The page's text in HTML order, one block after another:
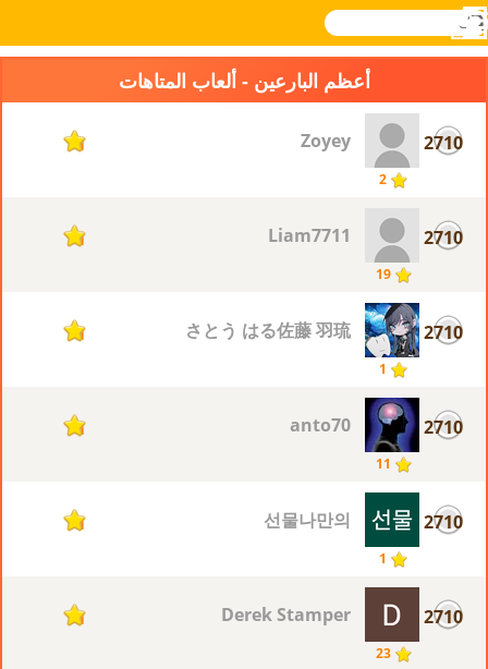
Novel
بحث
تسجيل
القائمة
أعظم البارعين - ألعاب المتاهات
2710
2
Zoyey
1
2710
19
Liam7711
1
2710
1
さとう はる佐藤 羽琉
1
2710
11
anto70
1
2710
1
선물나만의
1
2710
23
Derek Stamper
1